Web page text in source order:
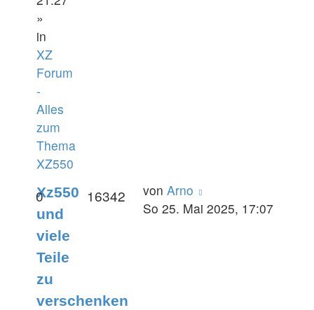
»
in
XZ
Forum
-
Alles
zum
Thema
XZ550
Xz550
und
viele
Teile
zu
verschenken
0 16342 von Arno
So 25. Mai 2025, 17:07